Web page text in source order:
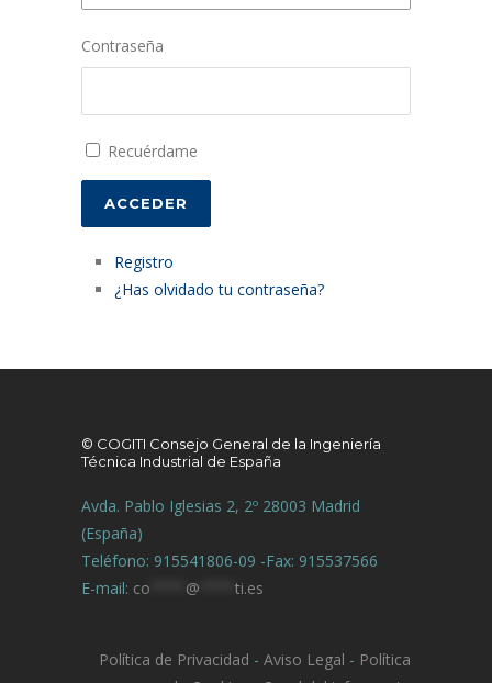
Contraseña
Recuérdame
ACCEDER
Registro
¿Has olvidado tu contraseña?
© COGITI Consejo General de la Ingeniería
Técnica Industrial de España
Avda. Pablo Iglesias 2, 2º 28003 Madrid
(España)
Teléfono: 915541806-09 -Fax: 915537566
E-mail: co @ ti.es
Política de Privacidad - Aviso Legal - Política